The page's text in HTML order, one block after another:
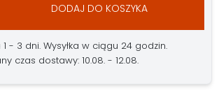
DODAJ DO KOSZYKA
- 3 dni. Wysyłka w ciągu 24 godzin.
czas dostawy: 10.08. - 12.08.